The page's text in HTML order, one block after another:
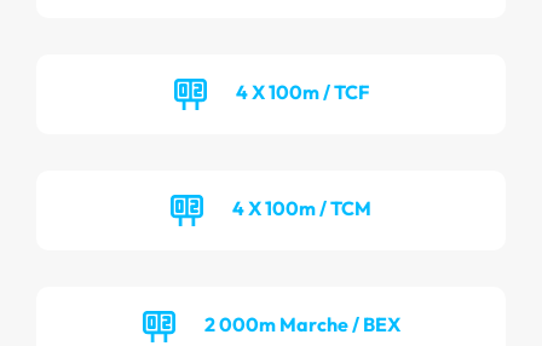
4 X 100m / TCF
4 X 100m / TCM
2 000m Marche / BEX